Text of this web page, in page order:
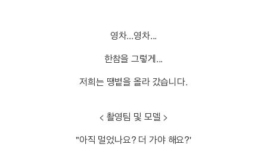
영차...영차...
한참을 그렇게...
저희는 땡볕을 올라 갔습니다.
< 촬영팀 및 모델 >
"아직 멀었나요? 더 가야 해요?'